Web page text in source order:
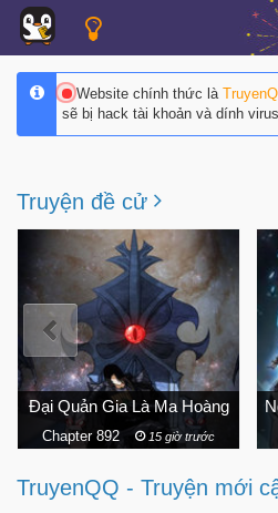
Website chính thức là
sẽ bị hack tài khoản và dính
Truyện đề cử
Người Chơi Mới Cấp Tối Đa
Chapter 270 1 ngày trước
TruyenQQ - Truyện mới